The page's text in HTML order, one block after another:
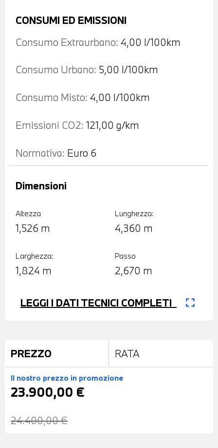
CONSUMI ED EMISSIONI
Consumo Extraurbano: 4,00 l/100km
Consumo Urbano: 5,00 l/100km
Consumo Misto: 4,00 l/100km
Emissioni CO2: 121,00 g/km
Normativa: Euro 6
Altezza
1,526 m
Lunghezza:
4,360 m
Dimensioni
Larghezza:
1,824 m
Passo
2,670 m
LEGGI I DATI TECNICI COMPLETI fullscreen
PREZZO RATA
Il nostro prezzo in promozione
23.900,00 €
24.400,00 €